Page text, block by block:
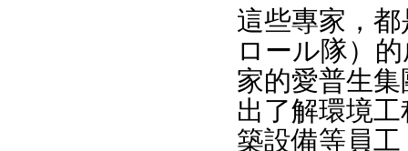
這些專家，
ロール隊）
家的愛普生
出了解環境
築設備等員